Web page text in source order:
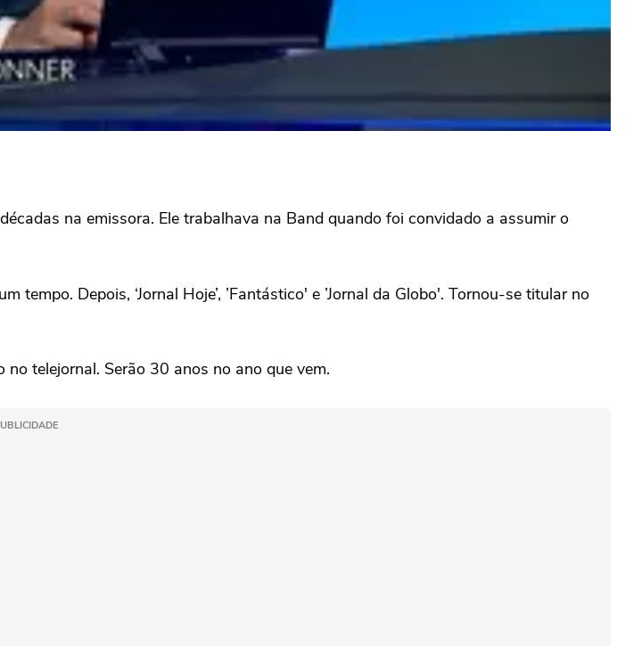
na emissora. Ele trabalhava na Band quando foi convidado a assumir o
tempo. Depois, ‘Jornal Hoje’, ’Fantástico' e ’Jornal da Globo'. Tornou-se titular no
telejornal. Serão 30 anos no ano que vem.